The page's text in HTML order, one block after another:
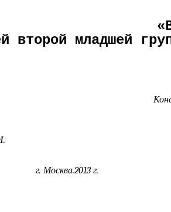
группы с
подготовлен
г. Москва.2013 г.